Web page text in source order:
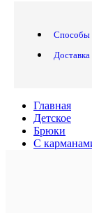
Способы
Доставка
Главная
Детское
Брюки
С